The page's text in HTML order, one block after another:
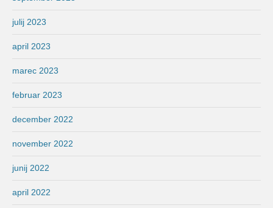
julij 2023
april 2023
marec 2023
februar 2023
december 2022
november 2022
junij 2022
april 2022